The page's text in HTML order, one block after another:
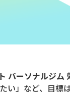
パーソナルジム
い」など、目標